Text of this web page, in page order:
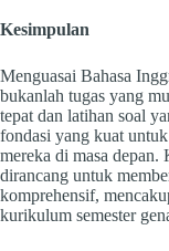
Kesimpulan
Menguasai Bahasa
bukanlah tugas yang
tepat dan latihan soal
fondasi yang kuat
mereka di masa depan.
dirancang untuk
komprehensif,
kurikulum semester